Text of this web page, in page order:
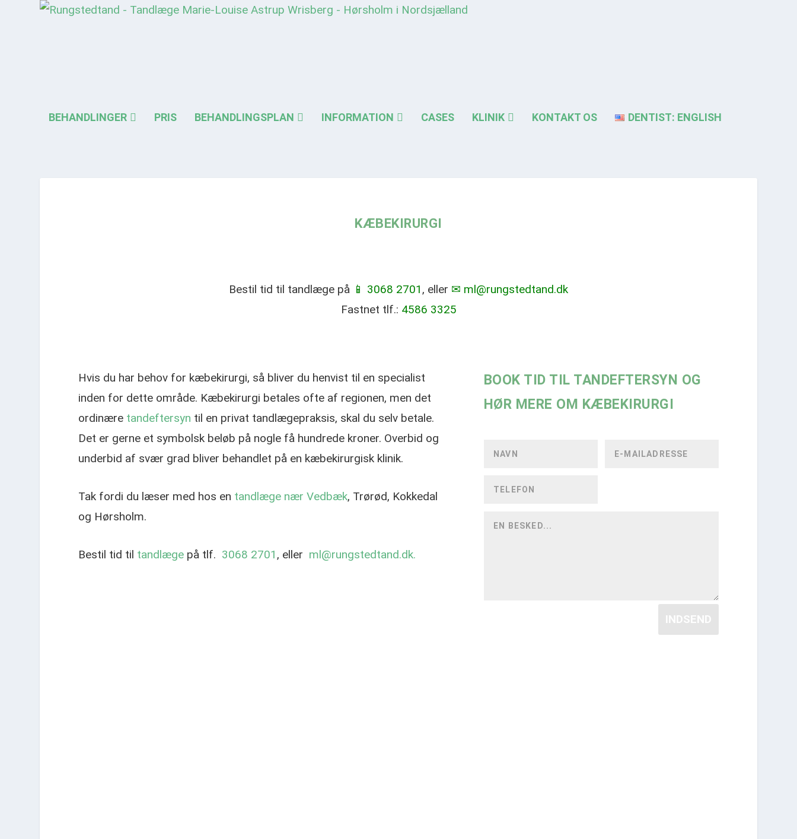
BEHANDLINGER PRIS BEHANDLINGSPLAN INFORMATION CASES KLINIK KONTAKT OS DENTIST: ENGLISH
KÆBEKIRURGI
Bestil tid til tandlæge på 📱 3068 2701 , eller ✉ ml@rungstedtand.dk
Fastnet tlf.: 4586 3325
Hvis du har behov for kæbekirurgi, så bliver du henvist til en specialist
inden for dette område. Kæbekirurgi betales ofte af regionen, men det
ordinære tandeftersyn til en privat tandlægepraksis, skal du selv betale.
Det er gerne et symbolsk beløb på nogle få hundrede kroner. Overbid og
underbid af svær grad bliver behandlet på en kæbekirurgisk klinik.
Tak fordi du læser med hos en tandlæge nær Vedbæk, Trørød, Kokkedal
og Hørsholm.
Bestil tid til tandlæge på tlf. 3068 2701 , eller ml@rungstedtand.dk.
BOOK TID TIL TANDEFTERSYN OG
HØR MERE OM KÆBEKIRURGI
INDSEND